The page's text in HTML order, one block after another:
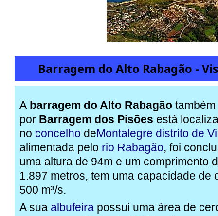
Barragem do Alto Rabagão -
A barragem do Alto Rabagão
por Barragem dos Pisões está
no concelho deMontalegre distrito de
alimentada pelo rio Rabagão, foi
uma altura de 94m e um comprimento
1.897 metros, tem uma capacidade de
500 m³/s.
A sua albufeira possui uma área de